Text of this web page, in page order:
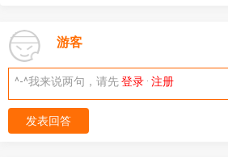
游客
^-^我来说两句，请先登录 · 注册
发表回答